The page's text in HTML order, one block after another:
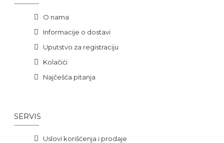
O nama
Informacije o dostavi
Uputstvo za registraciju
Kolačići
Najčešća pitanja
SERVIS
Uslovi korišćenja i prodaje